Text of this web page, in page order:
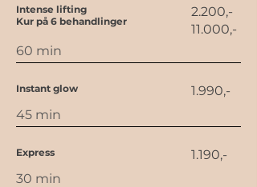
Intense lifting
Kur på 6 behandlinger
2.200,-
11.000,-
60 min
Instant glow
1.990,-
45 min
Express
1.190,-
30 min